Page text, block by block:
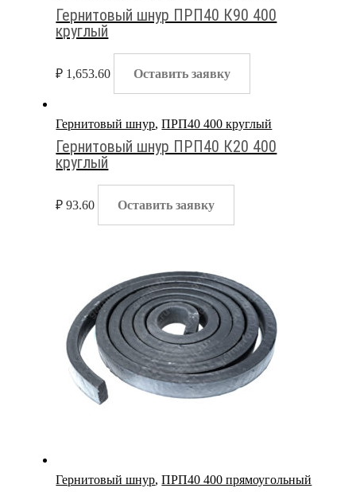
Гернитовый шнур ПРП40 К90 400
круглый
₽ 1,653.60 Оставить заявку
Гернитовый шнур,ПРП40 400 круглый
Гернитовый шнур ПРП40 К20 400
круглый
₽ 93.60 Оставить заявку
Гернитовый шнур,ПРП40 400 прямоугольный